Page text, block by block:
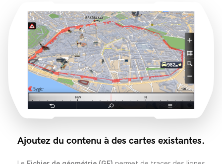
Ajoutez du contenu à des cartes existantes.